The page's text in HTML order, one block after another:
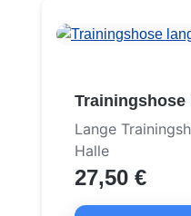
Trainingshose
Lange
Halle
27,50 €